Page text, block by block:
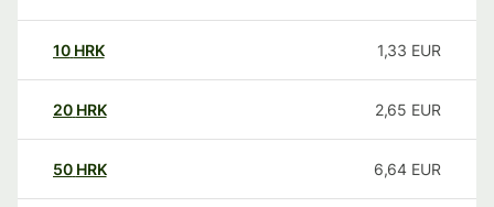
10 HRK 1,33 EUR
20 HRK 2,65 EUR
50 HRK 6,64 EUR